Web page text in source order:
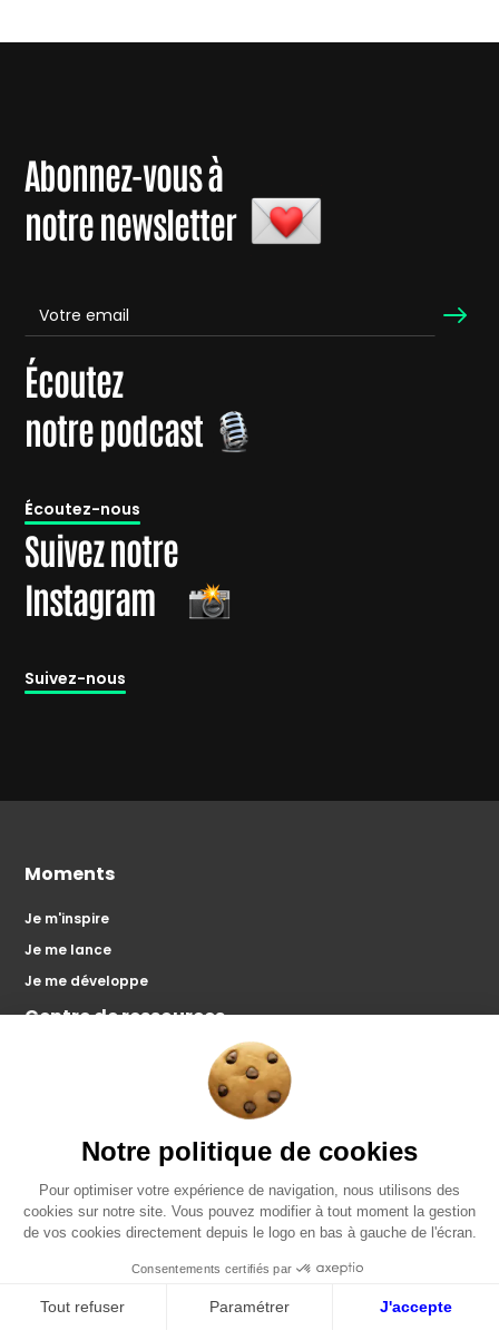
Abonnez-vous à
notre newsletter
Écoutez
notre podcast
Écoutez-nous
Suivez notre
Instagram
Suivez-nous
Moments
Je m'inspire
Je me lance
Je me développe
Centre de ressources
Podcasts
Zoom'preneur
Master Class'